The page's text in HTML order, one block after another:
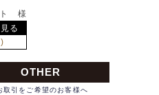
様
る
OTHER
取引をご希望のお客様へ